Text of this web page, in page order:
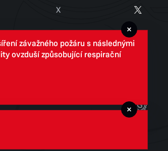
X
závažného požáru s následnými
ovzduší způsobující respirační